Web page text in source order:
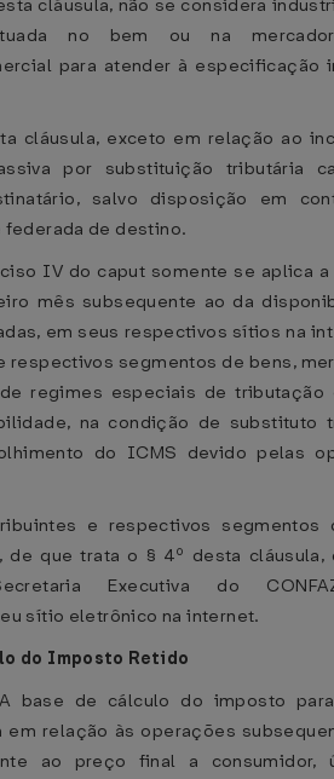
cláusula, não se considera
no bem ou na
para atender à especificação
cláusula, exceto em relação ao
por substituição tributária
salvo disposição em
de destino.
IV do caput somente se aplica
mês subsequente ao da
em seus respectivos sítios na
respectivos segmentos de bens,
regimes especiais de tributação
na condição de substituto
do ICMS devido pelas
e respectivos segmentos
de que trata o § 4º desta cláusula,
Executiva do
sítio eletrônico na internet.
do Imposto Retido
base de cálculo do imposto
relação às operações
ao preço final a consumidor,